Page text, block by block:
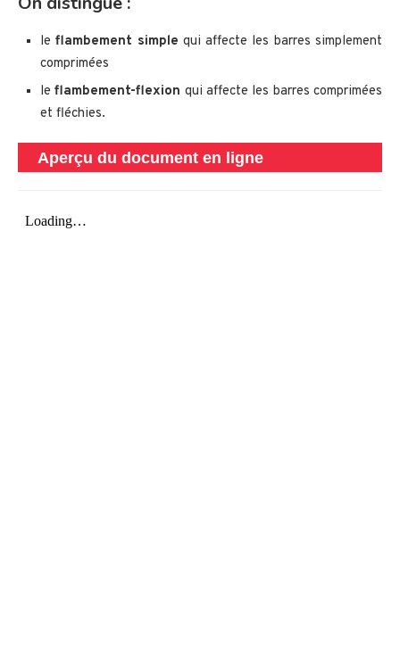
leflambement simple qui affecte les barres simplement
comprimées
leflambement-flexion qui affecte les barres comprimées
et fléchies.
Aperçu du document en ligne